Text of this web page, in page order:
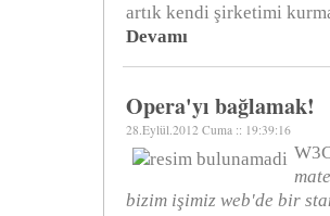
artık kendi şirketimi
Devamı
Opera'yı bağlamak!
28.Eylül.2012 Cuma :: 19:39:16
bizim işimiz web'de bir